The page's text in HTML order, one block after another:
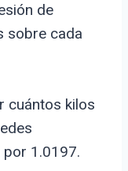
de
sobre cada
cuántos kilos
1.0197.